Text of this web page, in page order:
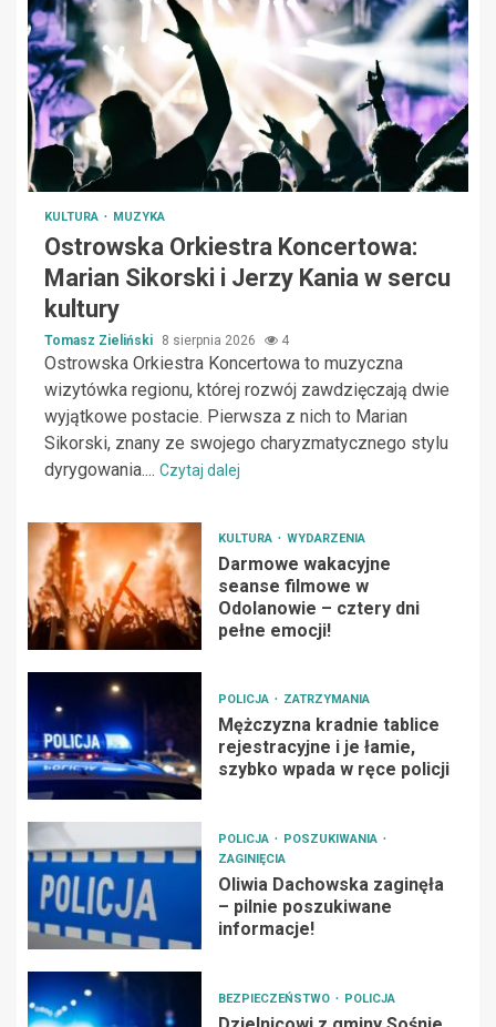
KULTURA MUZYKA
Ostrowska Orkiestra Koncertowa:
Marian Sikorski i Jerzy Kania w sercu
kultury
Tomasz Zieliński 8 sierpnia 2026 4
Ostrowska Orkiestra Koncertowa to muzyczna
wizytówka regionu, której rozwój zawdzięczają dwie
wyjątkowe postacie. Pierwsza z nich to Marian
Sikorski, znany ze swojego charyzmatycznego stylu
dyrygowania.... Czytaj dalej
KULTURA WYDARZENIA
Darmowe wakacyjne
seanse filmowe w
Odolanowie – cztery dni
pełne emocji!
POLICJA ZATRZYMANIA
Mężczyzna kradnie tablice
rejestracyjne i je łamie,
szybko wpada w ręce policji
POLICJA
POSZUKIWANIA
ZAGINIĘCIA
Oliwia Dachowska zaginęła
– pilnie poszukiwane
informacje!
BEZPIECZEŃSTWO POLICJA